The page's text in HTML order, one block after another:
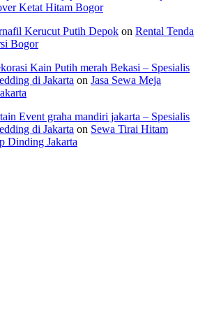
Ketat Hitam Bogor
Kerucut Putih Depok on Rental Tenda
Bogor
Kain Putih merah Bekasi – Spesialis
di Jakarta on Jasa Sewa Meja
Event graha mandiri jakarta – Spesialis
di Jakarta on Sewa Tirai Hitam
Dinding Jakarta